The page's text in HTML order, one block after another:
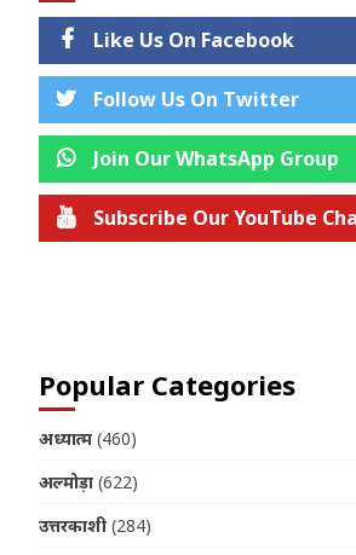
Like Us On Facebook
Follow Us On Twitter
Join Our WhatsApp Group
Subscribe Our YouTube
Popular Categories
अध्यात्म (460)
अल्मोड़ा (622)
उत्तरकाशी (284)